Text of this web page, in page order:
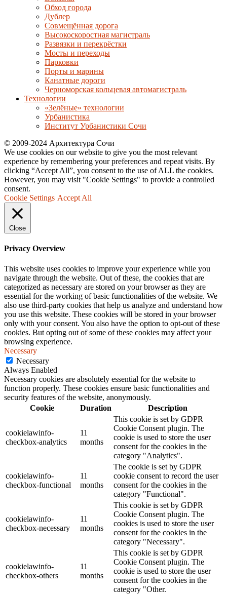
Обход города
Дублер
Совмещённая дорога
Высокоскоростная магистраль
Развязки и перекрёстки
Мосты и переходы
Парковки
Порты и марины
Канатные дороги
Черноморская кольцевая автомагистраль
Технологии
«Зелёные» технологии
Урбанистика
Институт Урбанистики Сочи
© 2009-2024 Архитектура Сочи
We use cookies on our website to give you the most relevant
experience by remembering your preferences and repeat visits. By
clicking “Accept All”, you consent to the use of ALL the cookies.
However, you may visit "Cookie Settings" to provide a controlled
consent.
Cookie Settings Accept All
Close
Privacy Overview
This website uses cookies to improve your experience while you
navigate through the website. Out of these, the cookies that are
categorized as necessary are stored on your browser as they are
essential for the working of basic functionalities of the website. We
also use third-party cookies that help us analyze and understand how
you use this website. These cookies will be stored in your browser
only with your consent. You also have the option to opt-out of these
cookies. But opting out of some of these cookies may affect your
browsing experience.
Necessary
Necessary
Always Enabled
Necessary cookies are absolutely essential for the website to
function properly. These cookies ensure basic functionalities and
security features of the website, anonymously.
Cookie
Duration Description
cookielawinfo-
checkbox-analytics
11
months
This cookie is set by GDPR
Cookie Consent plugin. The
cookie is used to store the user
consent for the cookies in the
category "Analytics".
cookielawinfo-
checkbox-functional
11
months
The cookie is set by GDPR
cookie consent to record the user
consent for the cookies in the
category "Functional".
cookielawinfo-
checkbox-necessary
11
months
This cookie is set by GDPR
Cookie Consent plugin. The
cookies is used to store the user
consent for the cookies in the
category "Necessary".
cookielawinfo-
checkbox-others
11
months
This cookie is set by GDPR
Cookie Consent plugin. The
cookie is used to store the user
consent for the cookies in the
category "Other.